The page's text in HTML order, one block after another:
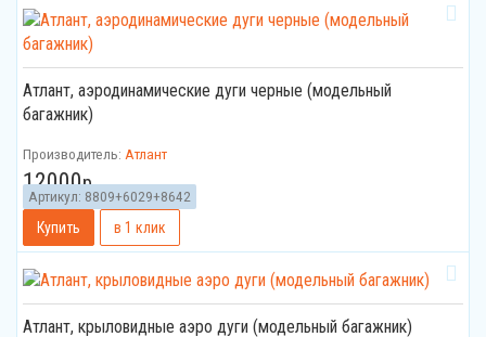
Атлант, аэродинамические дуги черные (модельный
багажник)
Артикул: 8809+6029+8642
Производитель: Атлант
12000р.
Атлант, крыловидные аэро дуги (модельный багажник)